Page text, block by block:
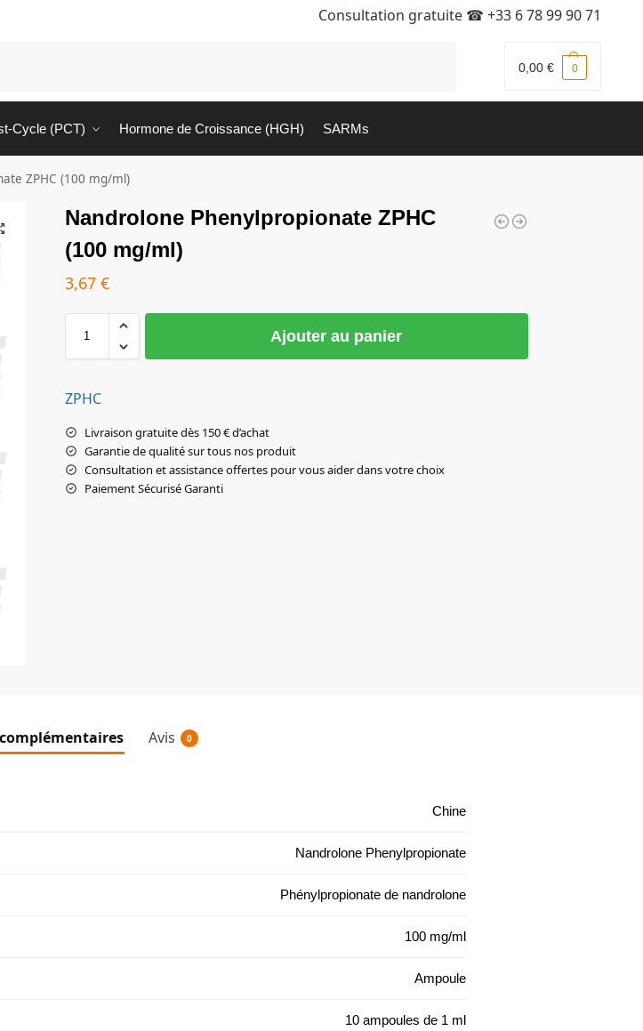
Consultation gratuite ☎ +33 6 78 99 90 71
0,00 € 0
Cycle (PCT) Hormone de Croissance (HGH) SARMs
ZPHC (100 mg/ml)
Nandrolone Phenylpropionate ZPHC
(100 mg/ml)
3,67 €
Ajouter au panier
ZPHC
Livraison gratuite dès 150 € d’achat
Garantie de qualité sur tous nos produit
Consultation et assistance offertes pour vous aider dans votre choix
Paiement Sécurisé Garanti
Avis 0
Chine
Nandrolone Phenylpropionate
Phénylpropionate de nandrolone
100 mg/ml
Ampoule
10 ampoules de 1 ml